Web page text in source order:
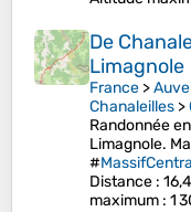
De
Limagnole
France >
Chanaleilles >
Randonnée
Limagnole.
#
Distance :
maximum : 1